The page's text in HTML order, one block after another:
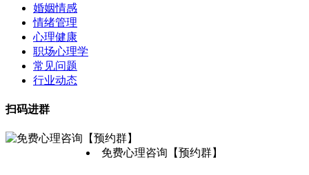
婚姻情感
情绪管理
心理健康
职场心理学
常见问题
行业动态
扫码进群
免费心理咨询【预约群】